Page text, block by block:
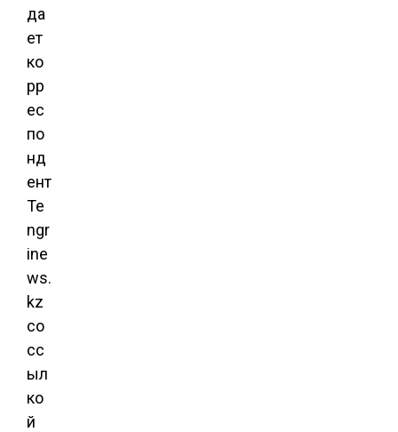
да
ет
ко
рр
ес
по
нд
ент
Te
ngr
ine
ws.
kz
со
сс
ыл
ко
й